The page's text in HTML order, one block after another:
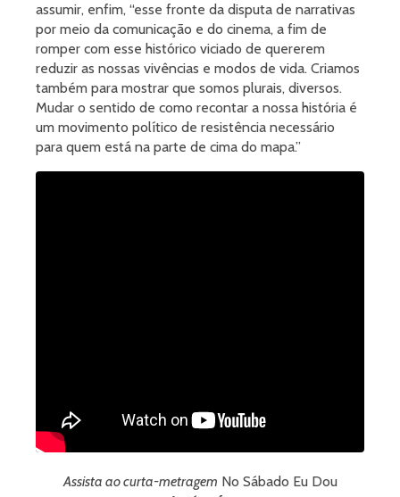
assumir, enfim, “esse fronte da disputa de narrativas
por meio da comunicação e do cinema, a fim de
romper com esse histórico viciado de quererem
reduzir as nossas vivências e modos de vida. Criamos
também para mostrar que somos plurais, diversos.
Mudar o sentido de como recontar a nossa história é
um movimento político de resistência necessário
para quem está na parte de cima do mapa.”
Assista ao curta-metragem No Sábado Eu Dou